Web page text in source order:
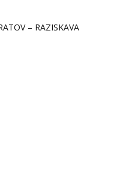
– RAZISKAVA